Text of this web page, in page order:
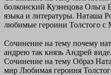
болконский Кузнецова Ольга
языка и литературы. Наташа
любимые героини Толстого с
Сочинение на тему почему
андрею так князь Андрей
Сочинение на тему Образ
мир Любимая героиня